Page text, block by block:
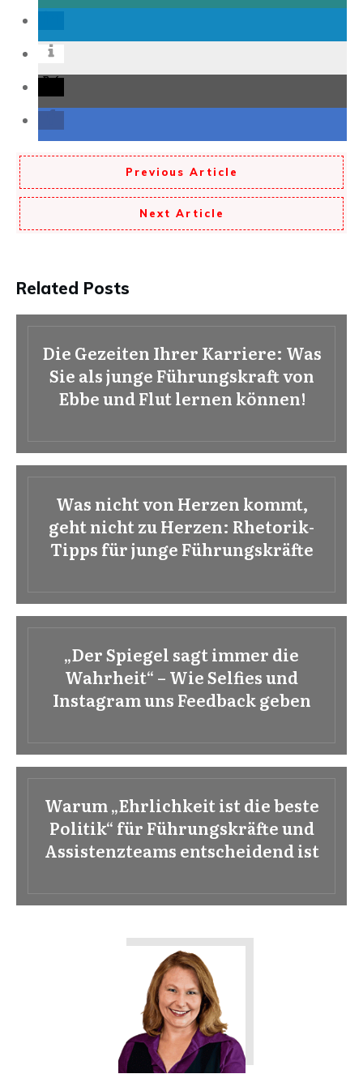
Previous Article
Next Article
Related Posts
Die Gezeiten Ihrer Karriere: Was
Sie als junge Führungskraft von
Ebbe und Flut lernen können!
Was nicht von Herzen kommt,
geht nicht zu Herzen: Rhetorik-
Tipps für junge Führungskräfte
„Der Spiegel sagt immer die
Wahrheit“ – Wie Selfies und
Instagram uns Feedback geben
Warum „Ehrlichkeit ist die beste
Politik“ für Führungskräfte und
Assistenzteams entscheidend ist